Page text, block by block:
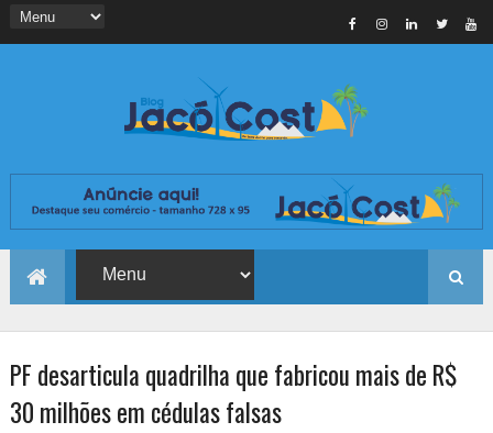
PF desarticula quadrilha que fabricou mais de R$
30 milhões em cédulas falsas